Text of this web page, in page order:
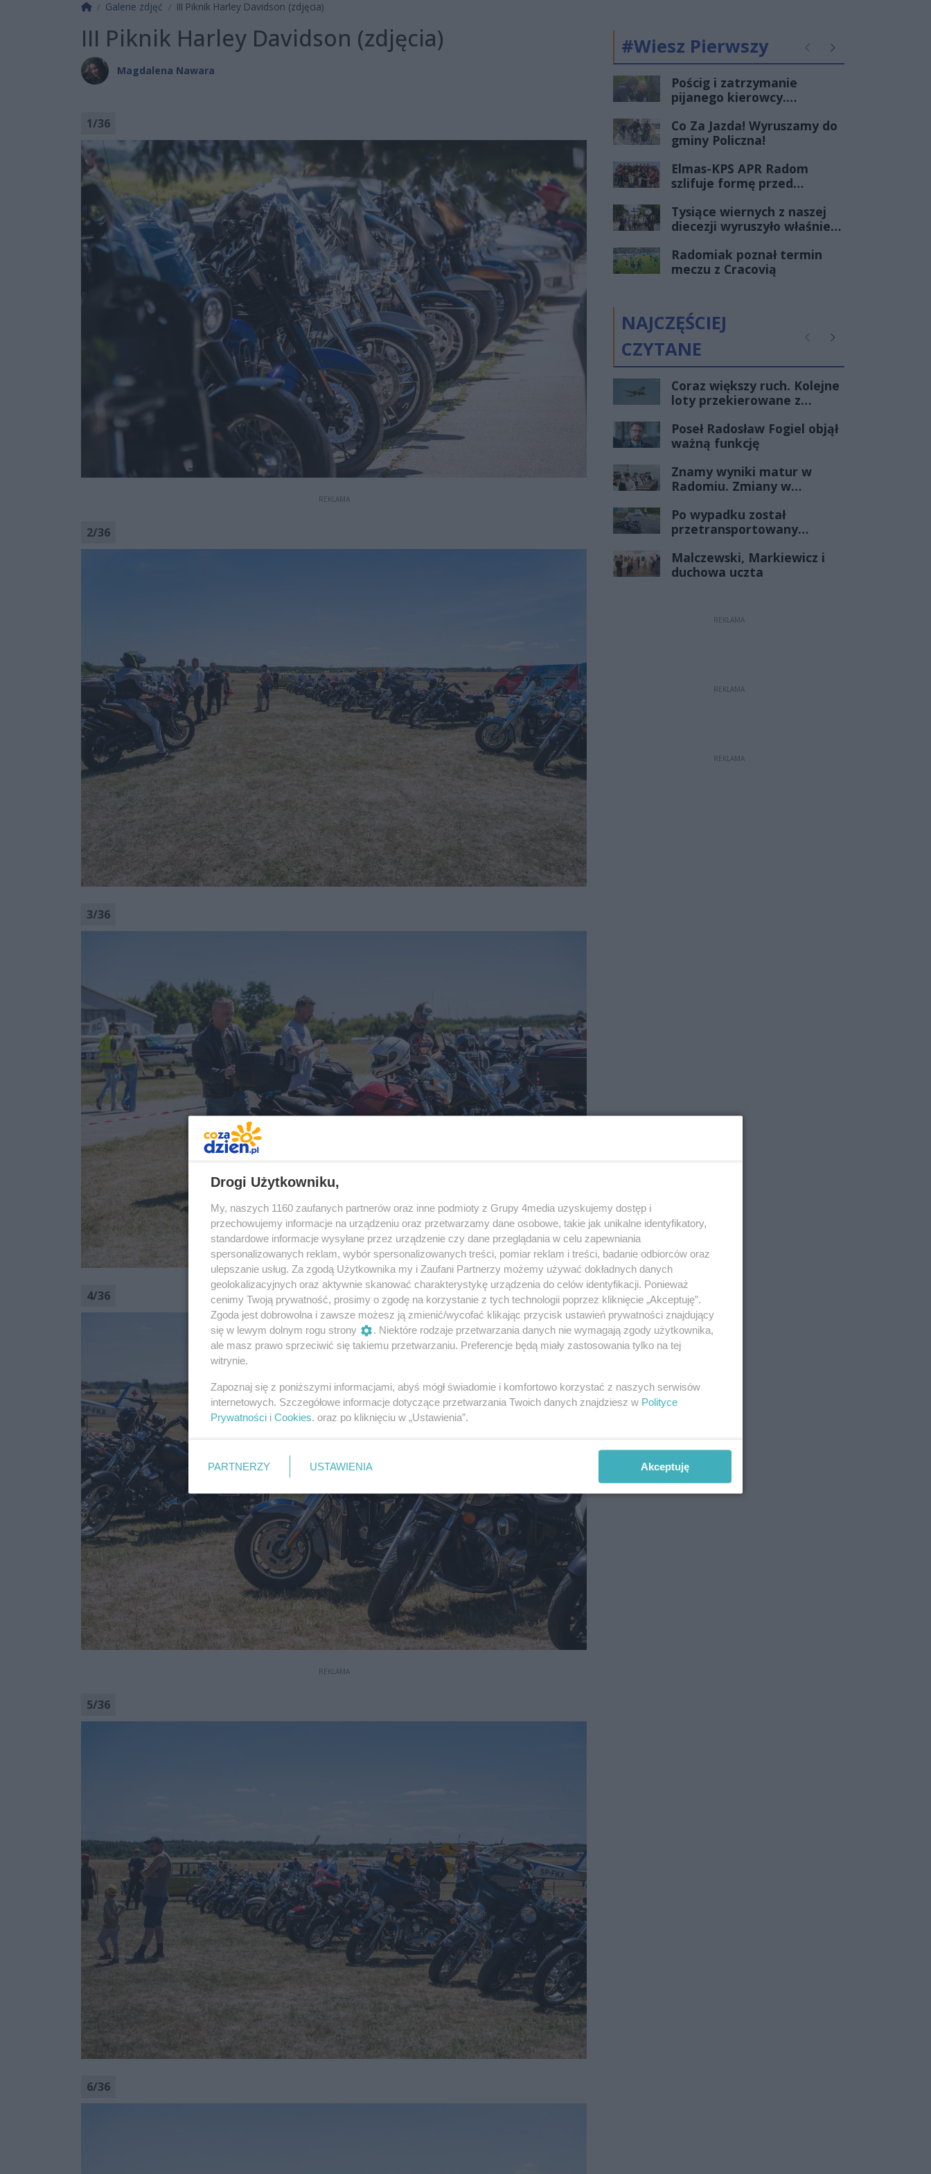
Strona główna
Galerie zdjęć III Piknik Harley Davidson (zdjęcia)
III Piknik Harley Davidson (zdjęcia)
Magdalena Nawara
1/36
REKLAMA
2/36
3/36
4/36
REKLAMA
5/36
6/36
#Wiesz Pierwszy PoprzednieNastępne
Pościg i zatrzymanie
pijanego kierowcy.
służbie znów pokazali klasę
Co Za Jazda! Wyruszamy do
gminy Policzna!
Elmas-KPS APR Radom
szlifuje formę przed
Superlidze Kobiet
Tysiące wiernych z naszej
diecezji wyruszyło właśnie
Radomiak poznał termin
meczu z Cracovią
NAJCZĘŚCIEJ
CZYTANE
PoprzednieNastępne
Coraz większy ruch. Kolejne
loty przekierowane z
Poseł Radosław Fogiel objął
ważną funkcję
Znamy wyniki matur w
Radomiu. Zmiany w
Po wypadku został
przetransportowany
Historia mrozi krew w
żyłach
Malczewski, Markiewicz i
duchowa uczta
REKLAMA
REKLAMA
REKLAMA
Drogi Użytkowniku,
My, naszych 1160 zaufanych partnerów oraz inne podmioty z Grupy 4media uzyskujemy dostęp i
przechowujemy informacje na urządzeniu oraz przetwarzamy dane osobowe, takie jak unikalne identyfikatory,
standardowe informacje wysyłane przez urządzenie czy dane przeglądania w celu zapewniania
spersonalizowanych reklam, wybór spersonalizowanych treści, pomiar reklam i treści, badanie odbiorców oraz
ulepszanie usług. Za zgodą Użytkownika my i Zaufani Partnerzy możemy używać dokładnych danych
geolokalizacyjnych oraz aktywnie skanować charakterystykę urządzenia do celów identyfikacji. Ponieważ
cenimy Twoją prywatność, prosimy o zgodę na korzystanie z tych technologii poprzez kliknięcie „Akceptuję”.
Zgoda jest dobrowolna i zawsze możesz ją zmienić/wycofać klikając przycisk ustawień prywatności znajdujący
się w lewym dolnym rogu strony
. Niektóre rodzaje przetwarzania danych nie wymagają zgody użytkownika,
ale masz prawo sprzeciwić się takiemu przetwarzaniu. Preferencje będą miały zastosowania tylko na tej
witrynie.
Zapoznaj się z poniższymi informacjami, abyś mógł świadomie i komfortowo korzystać z naszych serwisów
internetowych. Szczegółowe informacje dotyczące przetwarzania Twoich danych znajdziesz w Polityce
Prywatności i Cookies. oraz po kliknięciu w „Ustawienia”.
PARTNERZY USTAWIENIA Akceptuję